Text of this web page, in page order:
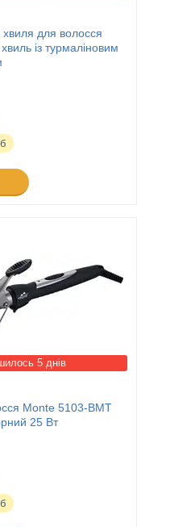
хвиля для волосся
із турмаліновим
5 днів
Monte 5103-ВMT
25 Вт